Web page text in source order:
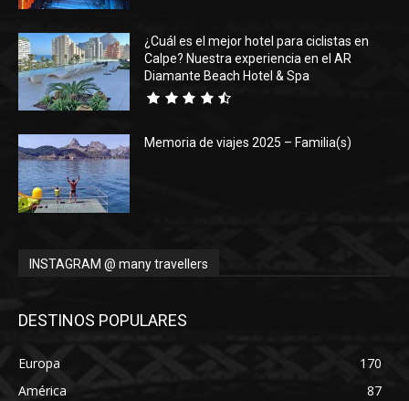
¿Cuál es el mejor hotel para ciclistas en
Calpe? Nuestra experiencia en el AR
Diamante Beach Hotel & Spa
Memoria de viajes 2025 – Familia(s)
INSTAGRAM @ many travellers
DESTINOS POPULARES
Europa
170
América
87